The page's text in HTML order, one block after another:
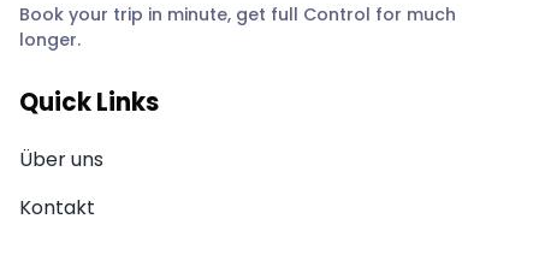
Book your trip in minute, get full Control for much
longer.
Quick Links
Über uns
Kontakt